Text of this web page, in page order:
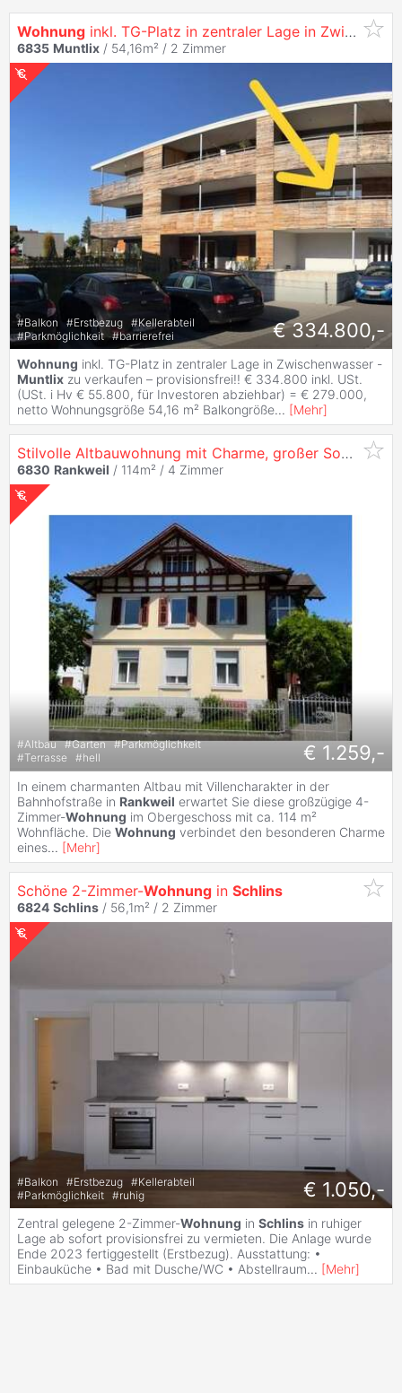
Wohnung inkl. TG-Platz in zentraler Lage in Zwischenwasser -
6835 Muntlix / 54,16m² / 2 Zimmer
#Balkon #Erstbezug #Kellerabteil
#Parkmöglichkeit #barrierefrei € 334.800,-
Wohnung inkl. TG-Platz in zentraler Lage in Zwischenwasser -
Muntlix zu verkaufen – provisionsfrei!! € 334.800 inkl. USt.
(USt. i Hv € 55.800, für Investoren abziehbar) = € 279.000,
netto Wohnungsgröße 54,16 m² Balkongröße... [Mehr]
Stilvolle Altbauwohnung mit Charme, großer Sonnenterrasse & Garten - 4 Zimmer in Rankwei
6830 Rankweil / 114m² / 4 Zimmer
#Altbau #Garten #Parkmöglichkeit
#Terrasse #hell € 1.259,-
In einem charmanten Altbau mit Villencharakter in der
Bahnhofstraße in Rankweil erwartet Sie diese großzügige 4-
Zimmer-Wohnung im Obergeschoss mit ca. 114 m²
Wohnfläche. Die Wohnung verbindet den besonderen Charme
eines... [Mehr]
Schöne 2-Zimmer-Wohnung in Schlins
6824 Schlins / 56,1m² / 2 Zimmer
#Balkon #Erstbezug #Kellerabteil
#Parkmöglichkeit #ruhig € 1.050,-
Zentral gelegene 2-Zimmer-Wohnung in Schlins in ruhiger
Lage ab sofort provisionsfrei zu vermieten. Die Anlage wurde
Ende 2023 fertiggestellt (Erstbezug). Ausstattung: •
Einbauküche • Bad mit Dusche/WC • Abstellraum... [Mehr]